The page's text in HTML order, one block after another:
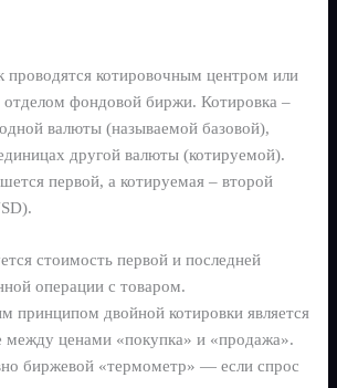
Share
& signals
Hub
layer
in days
проводятся котировочным центром или
фондовой биржи. Котировка –
валюты (называемой базовой),
другой валюты (котируемой).
первой, а котируемая – второй
стоимость первой и последней
операции с товаром.
принципом двойной котировки является
между ценами «покупка» и «продажа».
биржевой «термометр» — если спрос